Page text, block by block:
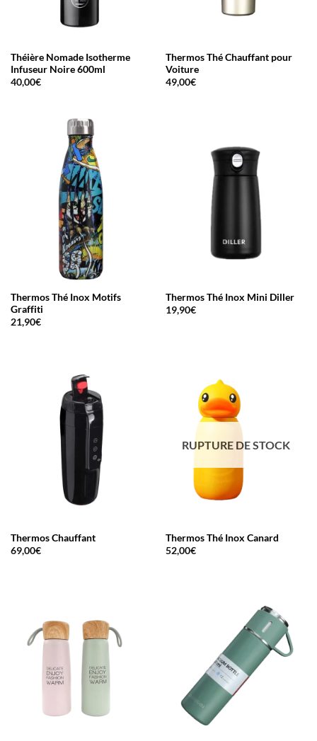
Théière Nomade Isotherme
Infuseur Noire 600ml
40,00€
Thermos Thé Chauffant pour
Voiture
49,00€
Thermos Thé Inox Motifs
Graffiti
21,90€
Thermos Thé Inox Mini Diller
19,90€
Thermos Chauffant
69,00€
RUPTURE DE STOCK
Thermos Thé Inox Canard
52,00€